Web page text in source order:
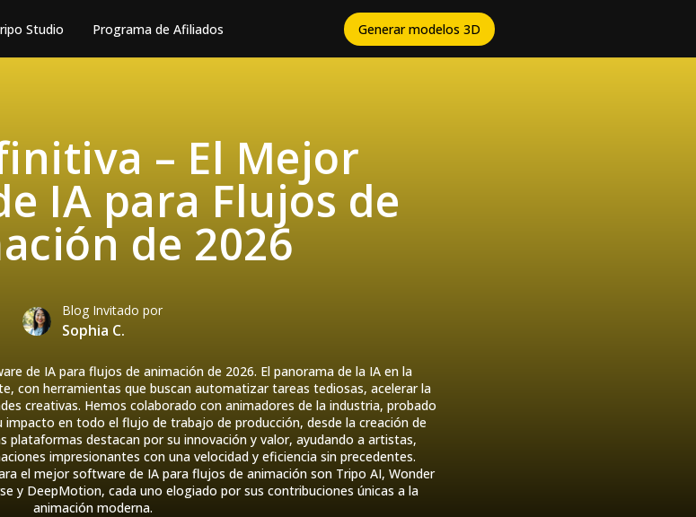
Studio Programa de Afiliados Generar modelos 3D
– El Mejor
IA para Flujos de
de 2026
Blog Invitado por
Sophia C.
de IA para flujos de animación de 2026. El panorama de la IA en la
con herramientas que buscan automatizar tareas tediosas, acelerar la
creativas. Hemos colaborado con animadores de la industria, probado
impacto en todo el flujo de trabajo de producción, desde la creación de
plataformas destacan por su innovación y valor, ayudando a artistas,
impresionantes con una velocidad y eficiencia sin precedentes.
el mejor software de IA para flujos de animación son Tripo AI, Wonder
y DeepMotion, cada uno elogiado por sus contribuciones únicas a la
animación moderna.